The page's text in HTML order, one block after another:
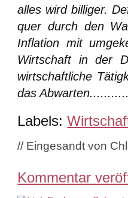
alles wird billiger.
quer durch den
Inflation mit
Wirtschaft in der
wirtschaftliche
das
Labels:
// Eingesandt von
Kommentar